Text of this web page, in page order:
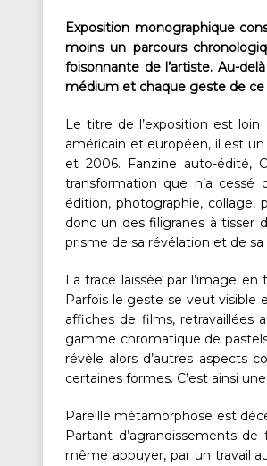
Exposition monographique
moins un parcours
foisonnante de l’artiste. Au-
médium et chaque geste de ce
Le titre de l’exposition est
américain et européen, il est
et 2006. Fanzine auto-édité,
transformation que n’a
édition, photographie, collage,
donc un des filigranes à tisser
prisme de sa révélation et de sa
La trace laissée par l’image
Parfois le geste se veut visible
affiches de films,
gamme chromatique de
révèle alors d’autres aspects
certaines formes. C’est ainsi
Pareille métamorphose est
Partant d’agrandissements
même appuyer, par un travail